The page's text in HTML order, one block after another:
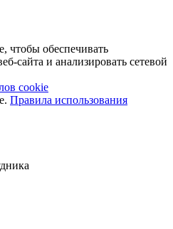
чтобы обеспечивать
сайта и анализировать сетевой
cookie
Правила использования